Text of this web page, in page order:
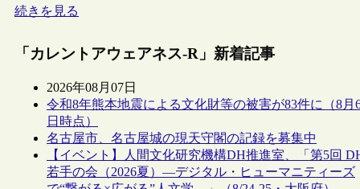
続きを見る
「カレントアウェアネス-R」新着記事
2026年08月07日
令和8年熊本地震による文化財等の被害が83件に（8月
日時点）
名古屋市、名古屋城の現天守閣の記録を募集中
【イベント】人間文化研究機構DH推進室、「第5回
若手の会（2026夏）―デジタル・ヒューマニティーズ